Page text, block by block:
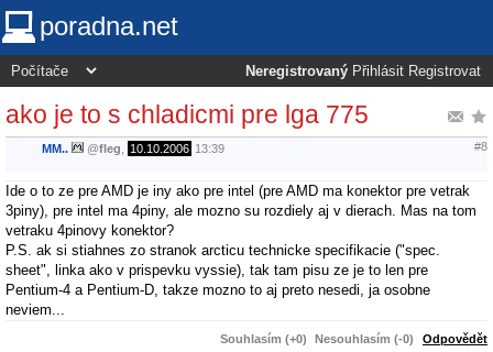
poradna.net
Neregistrovaný Přihlásit Registrovat
ako je to s chladicmi pre lga 775
MM.. @fleg 10.10.2006 13:39 #8
Ide o to ze pre AMD je iny ako pre intel (pre AMD ma konektor pre vetrak
3piny), pre intel ma 4piny, ale mozno su rozdiely aj v dierach. Mas na tom
vetraku 4pinovy konektor?
P.S. ak si stiahnes zo stranok arcticu technicke specifikacie ("spec.
sheet", linka ako v prispevku vyssie), tak tam pisu ze je to len pre
Pentium-4 a Pentium-D, takze mozno to aj preto nesedi, ja osobne
neviem...
Souhlasím (+0) Nesouhlasím (-0) Odpovědět